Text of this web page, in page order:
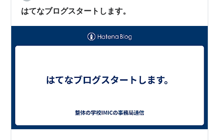
はてなブログスタートします。